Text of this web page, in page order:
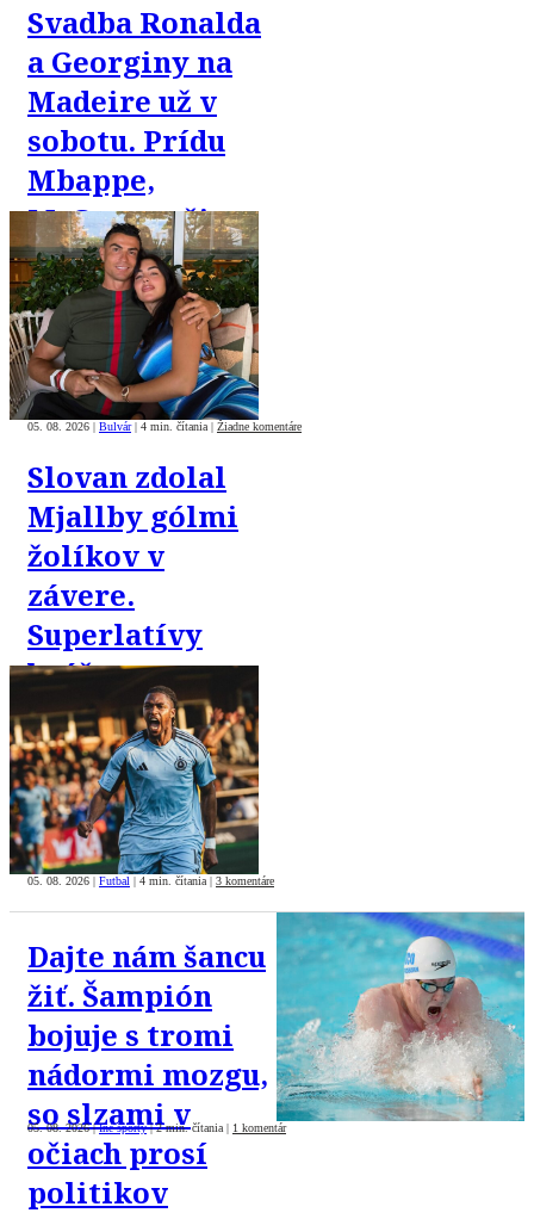
Svadba Ronalda
a Georginy na
Madeire už v
sobotu. Prídu
Mbappe,
McGregor či
Rihanna
05. 08. 2026 | Bulvár | 4 min. čítania | Žiadne komentáre
Slovan zdolal
Mjallby gólmi
žolíkov v
závere.
Superlatívy
hráčov na
adresu Tourého
05. 08. 2026 | Futbal | 4 min. čítania | 3 komentáre
Dajte nám šancu
žiť. Šampión
bojuje s tromi
nádormi mozgu,
so slzami v
očiach prosí
politikov
05. 08. 2026| Iné športy |2 min. čítania | 1 komentár